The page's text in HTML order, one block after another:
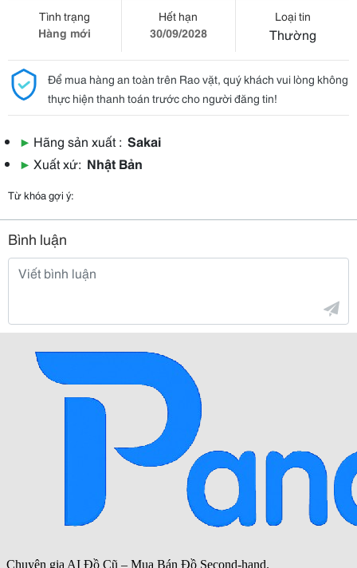
Tình trạng
Hàng mới
Hết hạn
30/09/2028
Loại tin
Thường
Để mua hàng an toàn trên Rao vặt, quý khách vui lòng không
thực hiện thanh toán trước cho người đăng tin!
▶ Hãng sản xuất : Sakai
▶ Xuất xứ: Nhật Bản
Từ khóa gợi ý:
Bình luận